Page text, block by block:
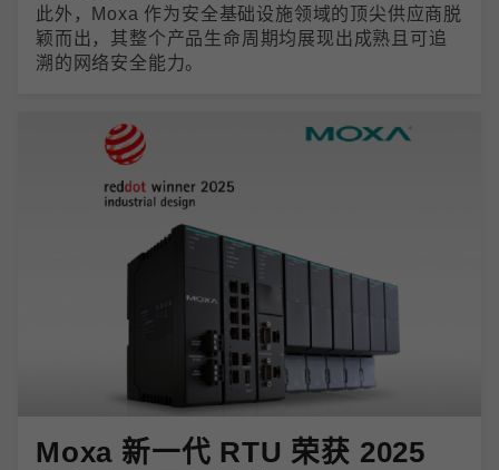
此外，Moxa 作为安全基础设施领域的顶尖供应商脱
颖而出，其整个产品生命周期均展现出成熟且可追
溯的网络安全能力。
Moxa 新一代 RTU 荣获 2025